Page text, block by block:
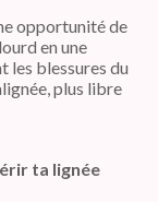
opportunité de
en une
les blessures du
plus libre
ta lignée